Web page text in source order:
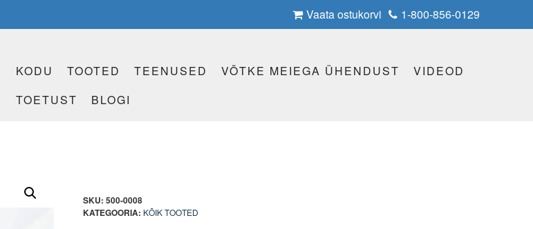
1-800-856-0129
Vaata ostukorvi
KODU TOOTED TEENUSED VÕTKE MEIEGA ÜHENDUST
VIDEOD
TOETUST
BLOGI
SKU:500-0008
KATEGOORIA: KÕIK TOOTED